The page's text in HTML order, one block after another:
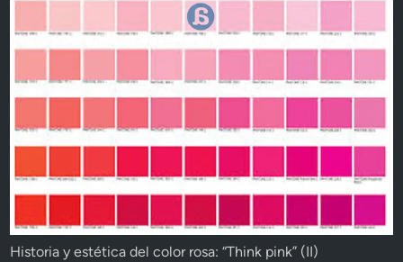
Historia y estética del color rosa: “Think pink” (II)